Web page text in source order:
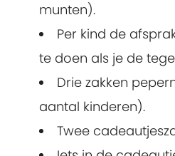
munten).
Per kind de
te doen als je de
Drie zakken
aantal kinderen).
Twee